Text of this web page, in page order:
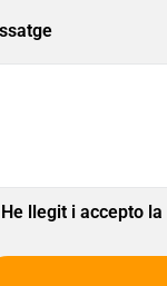
He llegit i accepto la